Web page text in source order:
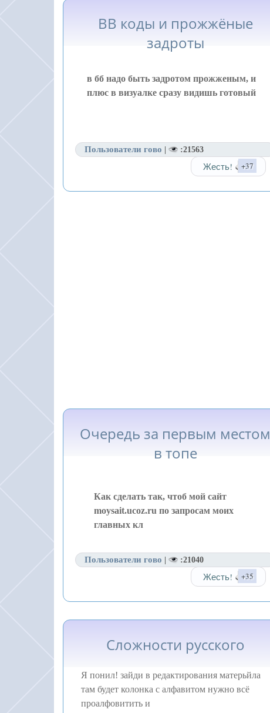
BB коды и прожжёные
задроты
в бб надо быть задротом прожженым, и
плюс в визуалке сразу видишь готовый
Пользователи гово | :21563
Жесть! +37
Очередь за первым местом
в топе
Как сделать так, чтоб мой сайт
moysait.ucoz.ru по запросам моих
главных кл
Пользователи гово | :21040
Жесть! +35
Сложности русского
Я понил! зайди в редактирования матерьйла
там будет колонка с алфавитом нужно всё
проалфовитить и